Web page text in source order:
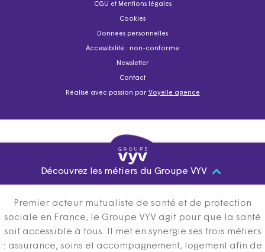
CGU et Mentions légales
Cookies
Données personnelles
Accessibilité : non-conforme
Newsletter
Contact
Réalisé avec passion par Voyelle agence
Découvrez les métiers du Groupe VYV
Premier acteur mutualiste de santé et de protection
sociale en France, le Groupe VYV agit pour que la santé
soit accessible à tous. Il met en synergie ses trois métiers
: assurance, soins et accompagnement, logement afin de